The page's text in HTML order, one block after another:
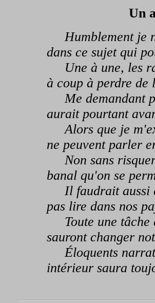
Un
Humblement je
dans ce sujet qui
Une à une, les
à coup à perdre
Me demandant
aurait pourtant
Alors que je
ne peuvent parler
Non sans risquer
banal qu'on se
Il faudrait aussi
pas lire dans nos
Toute une tâche
sauront changer
Éloquents
intérieur saura